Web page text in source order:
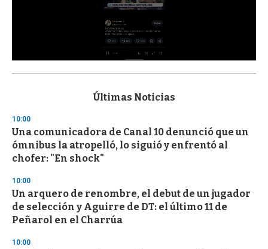
s
d
s
o
f
3
s
e
c
o
n
s
Últimas Noticias
10:00
Una comunicadora de Canal 10 denunció que un
ómnibus la atropelló, lo siguió y enfrentó al
chofer: "En shock"
10:00
Un arquero de renombre, el debut de un jugador
de selección y Aguirre de DT: el último 11 de
Peñarol en el Charrúa
10:00